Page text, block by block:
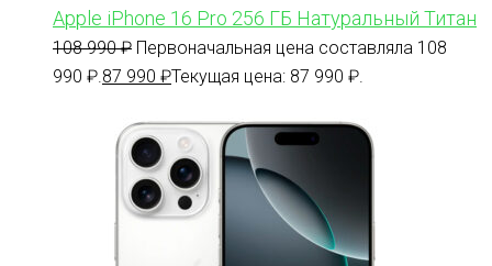
Apple iPhone 16 Pro 256 ГБ Натуральный Титан
108 990₽ Первоначальная цена составляла 108
990 ₽. 87 990 ₽Текущая цена: 87 990 ₽.